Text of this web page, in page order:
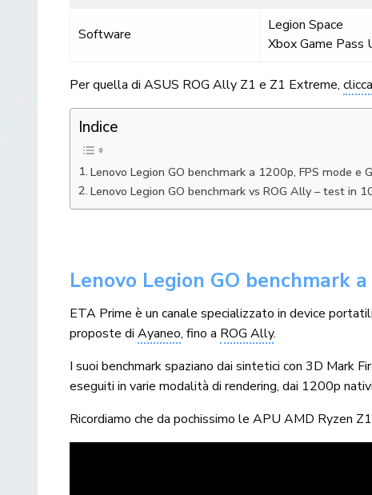
Software
Legion Space
Xbox Game Pass
Per quella di ASUS ROG Ally Z1 e Z1 Extreme,
Indice
Lenovo Legion GO benchmark a 1200p, FPS mode e
Lenovo Legion GO benchmark vs ROG Ally – test in
Lenovo Legion GO benchmark
ETA Prime è un canale specializzato in device
proposte diAyaneo, fino a ROG Ally.
I suoi benchmark spaziano dai sintetici con 3D Mark
eseguiti in varie modalità di rendering, dai 1200p
Ricordiamo che da pochissimo le APU AMD Ryzen